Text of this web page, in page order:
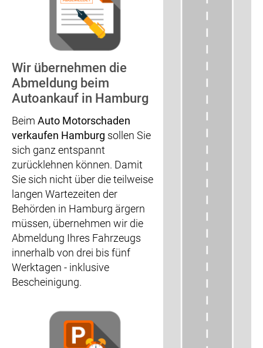
Wir übernehmen die
Abmeldung beim
Autoankauf in Hamburg
Beim Auto Motorschaden
verkaufen Hamburg sollen Sie
sich ganz entspannt
zurücklehnen können. Damit
Sie sich nicht über die teilweise
langen Wartezeiten der
Behörden in Hamburg ärgern
müssen, übernehmen wir die
Abmeldung Ihres Fahrzeugs
innerhalb von drei bis fünf
Werktagen - inklusive
Bescheinigung.